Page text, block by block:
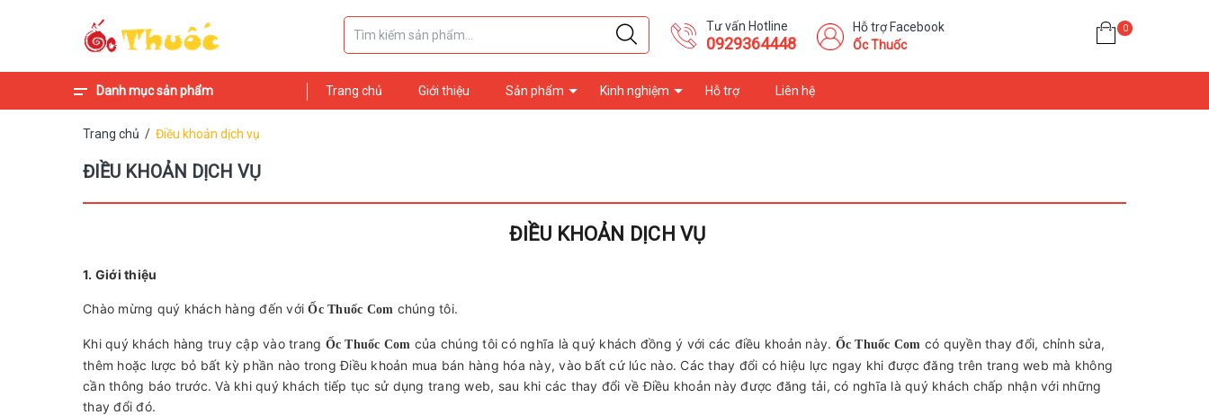
Tư vấn Hotline
0929364448
Hỗ trợ Facebook
Ốc Thuốc
0
Danh mục sản phẩm Trang chủ Giới thiệu Sản phẩm Kinh nghiệm Hỗ trợ Liên hệ
Trang chủ / Điều khoản dịch vụ
ĐIỀU KHOẢN DỊCH VỤ
ĐIỀU KHOẢN DỊCH VỤ
1. Giới thiệu
Chào mừng quý khách hàng đến vớiỐc Thuốc Com chúng tôi.
Khi quý khách hàng truy cập vào trang Ốc Thuốc Com của chúng tôi có nghĩa là quý khách đồng ý với các điều khoản này. Ốc Thuốc Com có quyền thay đổi, chỉnh sửa,
thêm hoặc lược bỏ bất kỳ phần nào trong Điều khoản mua bán hàng hóa này, vào bất cứ lúc nào. Các thay đổi có hiệu lực ngay khi được đăng trên trang web mà không
cần thông báo trước. Và khi quý khách tiếp tục sử dụng trang web, sau khi các thay đổi về Điều khoản này được đăng tải, có nghĩa là quý khách chấp nhận với những
thay đổi đó.